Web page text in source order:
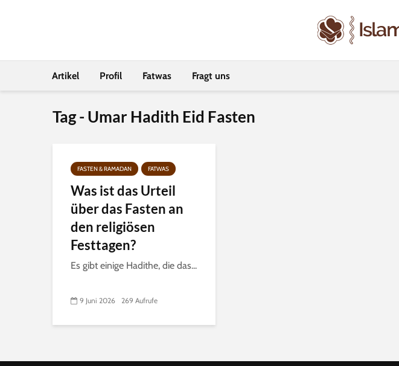
Artikel Profil Fatwas Fragt uns
Tag - Umar Hadith Eid Fasten
FASTEN & RAMADAN FATWAS
Was ist das Urteil
über das Fasten an
den religiösen
Festtagen?
Es gibt einige Hadithe, die das...
9 Juni 2026 269 Aufrufe